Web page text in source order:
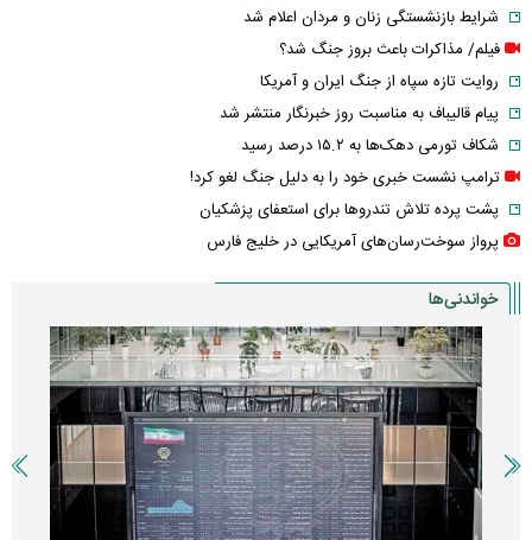
شرایط بازنشستگی زنان و مردان اعلام شد
فیلم/ مذاکرات باعث بروز جنگ شد؟
روایت تازه سپاه از جنگ ایران و آمریکا
پیام قالیباف به مناسبت روز خبرنگار منتشر شد
شکاف تورمی دهک‌ها به ۱۵.۲ درصد رسید
ترامپ نشست خبری خود را به دلیل جنگ لغو کرد!
پشت پرده تلاش تندروها برای استعفای پزشکیان
پرواز سوخت‌رسان‌های آمریکایی در خلیج فارس
خواندنی‌ها